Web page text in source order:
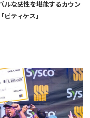
ルな感性を堪能するカウン
ティケス」